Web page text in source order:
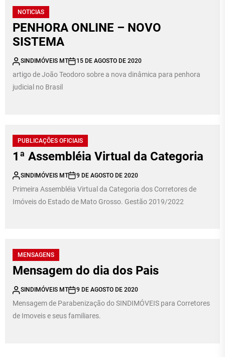
NOTICIAS
PENHORA ONLINE – NOVO
SISTEMA
SINDIMÓVEIS MT 15 DE AGOSTO DE 2020
artigo de João Teodoro sobre a nova dinâmica para penhora
judicial no Brasil
PUBLICAÇÕES OFICIAIS
1ª Assembléia Virtual da Categoria
SINDIMÓVEIS MT 9 DE AGOSTO DE 2020
Primeira Assembléia Virtual da Categoria dos Corretores de
Imóveis do Estado de Mato Grosso. Gestão 2019/2022
MENSAGENS
Mensagem do dia dos Pais
SINDIMÓVEIS MT 9 DE AGOSTO DE 2020
Mensagem de Parabenização do SINDIMÓVEIS para Corretores
de Imoveis e seus familiares.